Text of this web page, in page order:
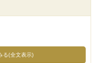
る(全文表示)